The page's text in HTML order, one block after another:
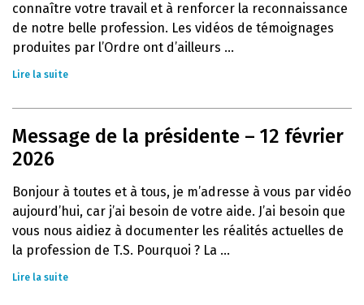
connaître votre travail et à renforcer la reconnaissance
de notre belle profession. Les vidéos de témoignages
produites par l’Ordre ont d’ailleurs ...
Lire la suite
Message de la présidente – 12 février
2026
Bonjour à toutes et à tous, je m’adresse à vous par vidéo
aujourd’hui, car j’ai besoin de votre aide. J’ai besoin que
vous nous aidiez à documenter les réalités actuelles de
la profession de T.S. Pourquoi ? La ...
Lire la suite